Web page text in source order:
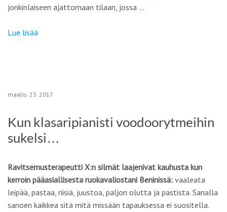
jonkinlaiseen ajattomaan tilaan, jossa …
Lue lisää
maalis 23 2017
Kun klasaripianisti voodoorytmeihin
sukelsi…
Ravitsemusterapeutti X:n silmät laajenivat kauhusta kun
kerroin pääasiallisesta ruokavaliostani Beninissä: vaaleata
leipää, pastaa, riisiä, juustoa, paljon olutta ja pastista. Sanalla
sanoen kaikkea sitä mitä missään tapauksessa ei suositella.